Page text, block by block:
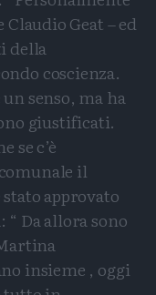
Geat – ed
della
coscienza.
senso, ma ha
giustificati.
se c’è
il
approvato
Da allora sono
insieme , oggi